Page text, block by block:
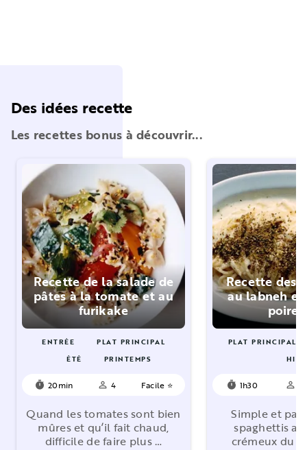
Des idées recette
Les recettes bonus à découvrir...
Recette de la salade de
pâtes à la tomate et au
furikake
ENTRÉE
PLAT PRINCIPAL
ÉTÉ
PRINTEMPS
timer 20min person_outline 4 Facile ⭐
Quand les tomates sont bien
mûres et qu’il fait chaud,
difficile de faire plus …
Recette des
au labneh
PLAT PRINCIPAL
timer 1h30 person_outline
Simple et
spaghettis
crémeux du